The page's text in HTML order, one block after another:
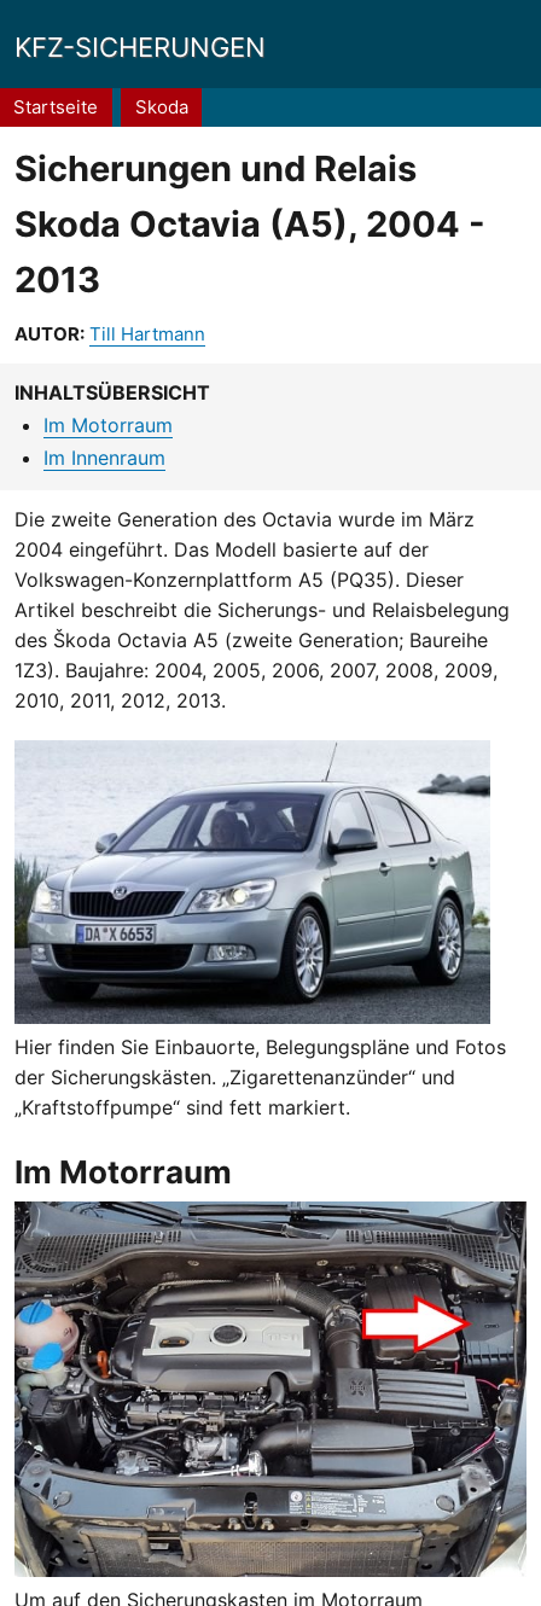
KFZ-SICHERUNGEN
Pfadnavigation
Startseite Skoda
Sicherungen und Relais
Skoda Octavia (A5), 2004 -
2013
AUTOR: Till Hartmann
INHALTSÜBERSICHT
Im Motorraum
Im Innenraum
Die zweite Generation des Octavia wurde im März
2004 eingeführt. Das Modell basierte auf der
Volkswagen-Konzernplattform A5 (PQ35). Dieser
Artikel beschreibt die Sicherungs- und Relaisbelegung
des Škoda Octavia A5 (zweite Generation; Baureihe
1Z3). Baujahre: 2004, 2005, 2006, 2007, 2008, 2009,
2010, 2011, 2012, 2013.
Hier finden Sie Einbauorte, Belegungspläne und Fotos
der Sicherungskästen. „Zigarettenanzünder“ und
„Kraftstoffpumpe“ sind fett markiert.
Im Motorraum
Um auf den Sicherungskasten im Motorraum